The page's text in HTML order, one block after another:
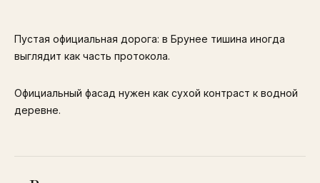
Пустая официальная дорога: в Брунее тишина иногда
выглядит как часть протокола.
Официальный фасад нужен как сухой контраст к водной
деревне.